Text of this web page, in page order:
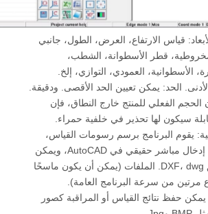
قياس الارتفاع، العرض، الطول، جانبي
قطر الأسطوانة، الشطب،
الأسطوانية، العمودي، التوازي، إلخ.
الحد: يمكن تعيين الحد الأقصى. ودقيقة.
الحجم الفعلي للمنتج خارج النطاق، فإن
سيكون لها تحذير في خلفية حمراء.
يقوم البرنامج برسم رسومات القياس،
ويمكن أن يكون له إدخال مباشر حقيقي في AutoCAD، ويمكن
أيضًا حفظه بتنسيق DXF، dwg. الملفات (يمكن أن يكون ماسحًا
مرتين من سرعة البرنامج العامة).
حفظ نتائج القياس أو المراقبة كصور